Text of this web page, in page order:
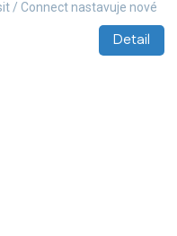
Detail
/ Connect nastavuje nové